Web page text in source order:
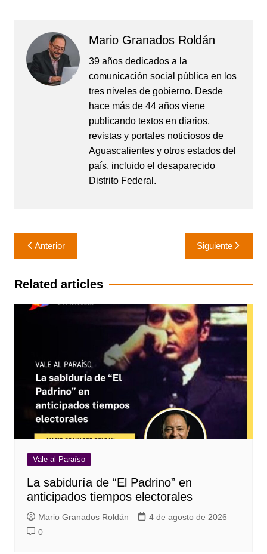
Mario Granados Roldán
39 años dedicados a la
comunicación social pública en los
tres niveles de gobierno. Desde
hace más de 44 años viene
publicando textos en diarios,
revistas y portales noticiosos de
Aguascalientes y otros estados del
país, incluido el desaparecido
Distrito Federal.
Navegación
de
entradas
Anterior Siguiente
Related articles
Vale al Paraíso
La sabiduría de “El Padrino” en
anticipados tiempos electorales
Mario Granados Roldán
4 de agosto de 2026
0